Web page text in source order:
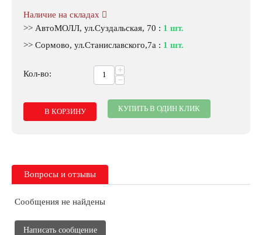
Наличие на складах
>> АвтоМОЛЛ, ул.Суздальская, 70 : 1 шт.
>> Сормово, ул.Станиславского,7а : 1 шт.
Кол-во:
+
−
В КОРЗИНУ КУПИТЬ В ОДИН КЛИК
Вопросы и отзывы
Сообщения не найдены
Написать сообщение